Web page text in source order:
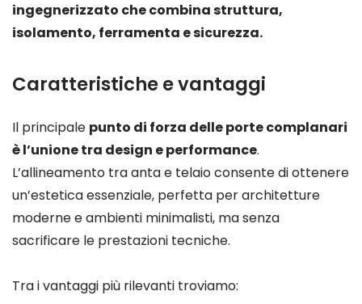
ingegnerizzato che combina struttura,
isolamento, ferramenta e sicurezza.
Caratteristiche e vantaggi
Il principale punto di forza delle porte complanari
è l’unione tra design e performance.
L’allineamento tra anta e telaio consente di ottenere
un’estetica essenziale, perfetta per architetture
moderne e ambienti minimalisti, ma senza
sacrificare le prestazioni tecniche.
Tra i vantaggi più rilevanti troviamo: